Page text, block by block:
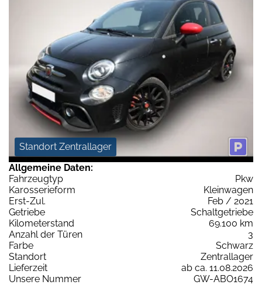
Standort Zentrallager
Allgemeine Daten:
Fahrzeugtyp
Pkw
Karosserieform
Kleinwagen
Erst-Zul.
Feb / 2021
Getriebe
Schaltgetriebe
Kilometerstand
69.100 km
Anzahl der Türen
3
Farbe
Schwarz
Standort
Zentrallager
Lieferzeit
ab ca. 11.08.2026
Unsere Nummer
GW-ABO1674